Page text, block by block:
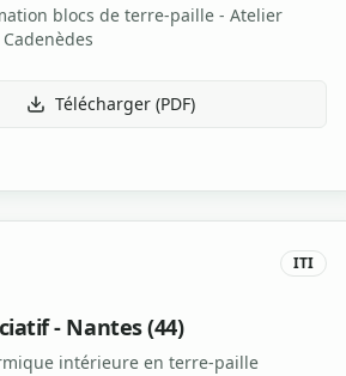
blocs de terre-paille - Atelier
Télécharger (PDF)
ITI
- Nantes (44)
intérieure en terre-paille